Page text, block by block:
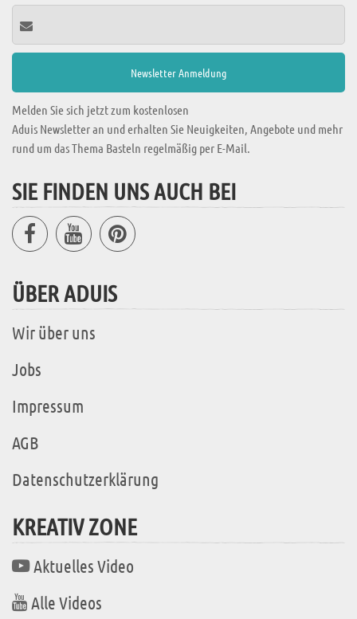
Melden Sie sich jetzt zum kostenlosen
Aduis Newsletter an und erhalten Sie Neuigkeiten, Angebote und mehr
rund um das Thema Basteln regelmäßig per E-Mail.
SIE FINDEN UNS AUCH BEI
ÜBER ADUIS
Wir über uns
Jobs
Impressum
AGB
Datenschutzerklärung
KREATIV ZONE
Aktuelles Video
Alle Videos